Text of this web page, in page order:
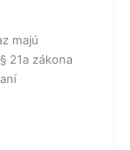
majú
21a zákona